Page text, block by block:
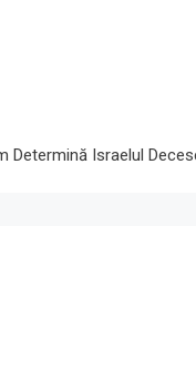
Determină Israelul